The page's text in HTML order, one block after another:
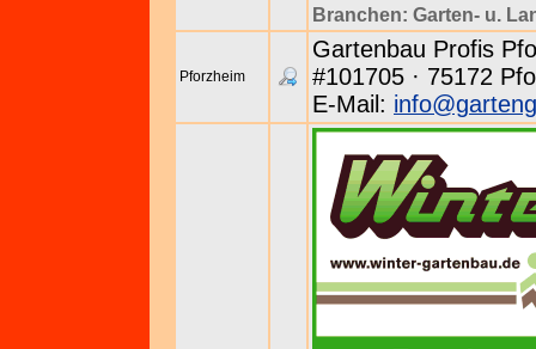
Branchen: Garten- u.
Pforzheim
Gartenbau Profis
#101705 · 75172
E-Mail: